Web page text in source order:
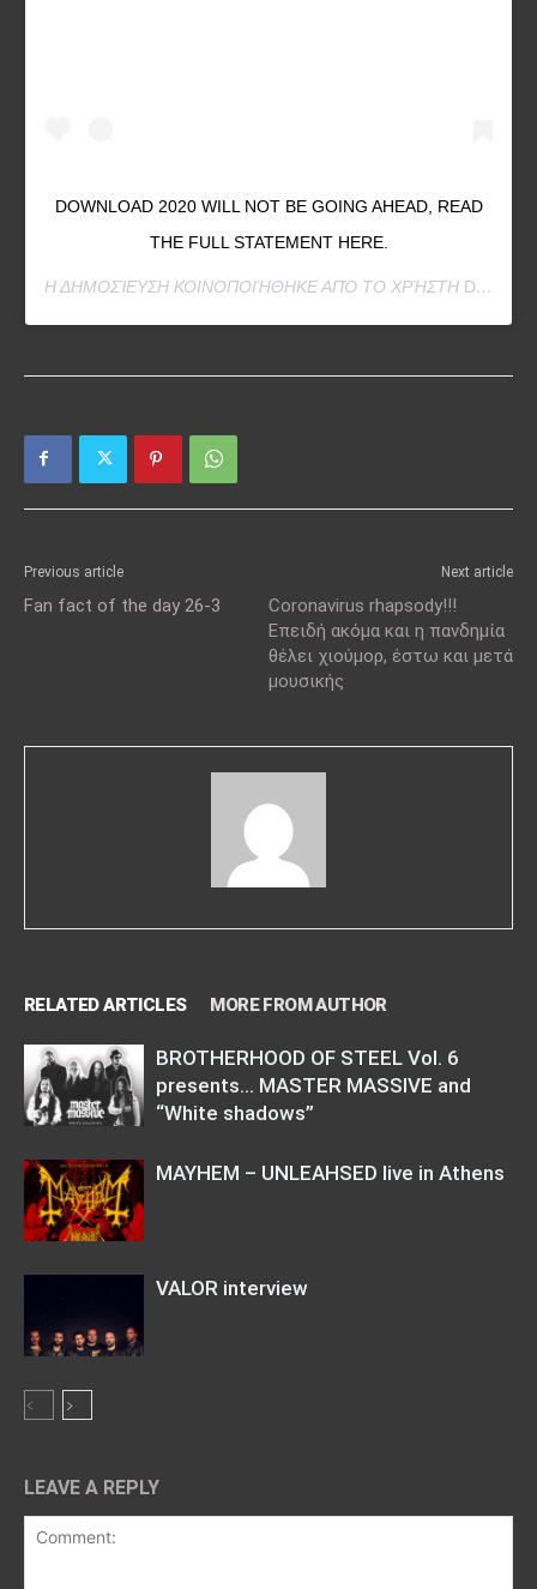
DOWNLOAD 2020 WILL NOT BE GOING AHEAD, READ
THE FULL STATEMENT HERE.
Η ΔΗΜΟΣΊΕΥΣΗ ΚΟΙΝΟΠΟΙΉΘΗΚΕ ΑΠΌ ΤΟ ΧΡΉΣΤΗ DOWNLOAD FESTIVAL
Previous article
Fan fact of the day 26-3
Next article
Coronavirus rhapsody!!!
Επειδή ακόμα και η πανδημία
θέλει χιούμορ, έστω και μετά
μουσικής
RELATED ARTICLES MORE FROM AUTHOR
BROTHERHOOD OF STEEL Vol. 6
presents… MASTER MASSIVE and
“White shadows”
MAYHEM – UNLEAHSED live in Athens
VALOR interview
LEAVE A REPLY